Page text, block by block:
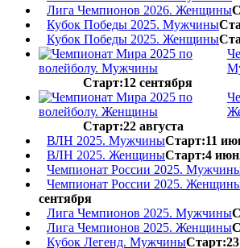
Лига Чемпионов 2026. Женщины
Кубок Победы 2025. Мужчины
Кубок Победы 2025. Женщины
Старт:12 сентября
Старт:22 августа
ВЛН 2025. МужчиныСтарт:11
ВЛН 2025. ЖенщиныСтарт:4
Чемпионат России 2025.
Чемпионат России 2025.
сентября
Лига Чемпионов 2025. Мужчины
Лига Чемпионов 2025. Женщины
Кубок Легенд. МужчиныСтарт:23